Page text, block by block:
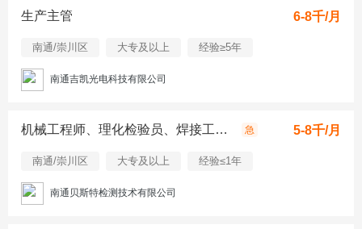
生产主管 6-8千/月
南通/崇川区 大专及以上 经验≥5年
南通吉凯光电科技有限公司
机械工程师、理化检验员、焊接工程师 急 5-8千/月
南通/崇川区 大专及以上 经验≤1年
南通贝斯特检测技术有限公司